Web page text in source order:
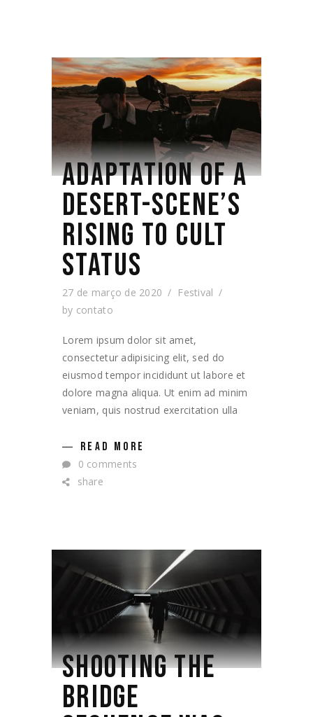
ADAPTATION OF A
DESERT-SCENE’S
RISING TO CULT
STATUS
27 de março de 2020
Festival
by contato
Lorem ipsum dolor sit amet,
consectetur adipisicing elit, sed do
eiusmod tempor incididunt ut labore et
dolore magna aliqua. Ut enim ad minim
veniam, quis nostrud exercitation ulla
READ MORE
0 comments
share
SHOOTING THE
BRIDGE